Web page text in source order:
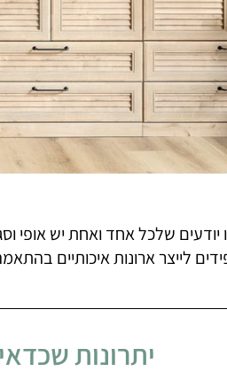
יודעים שלכל אחד ואחת יש אופי
יתרונות